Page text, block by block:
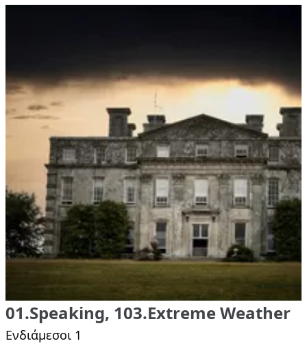
01.Speaking, 103.Extreme Weather
Ενδιάμεσοι 1